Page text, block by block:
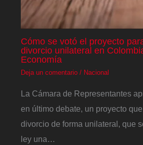
Cómo se votó el proyecto
divorcio unilateral en
Economía
Deja un comentario / Nacional
La Cámara de Representantes
en último debate, un proyecto
divorcio de forma unilateral, que
ley una…